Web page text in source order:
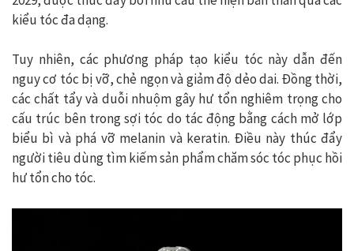
kiểu tóc đa dạng.
Tuy nhiên, các phương pháp tạo kiểu tóc này dẫn đến
nguy cơ tóc bị vỡ, chẻ ngọn và giảm độ dẻo dai. Đồng thời,
các chất tẩy và duỗi nhuộm gây hư tổn nghiêm trọng cho
cấu trúc bên trong sợi tóc do tác động bằng cách mở lớp
biểu bì và phá vỡ melanin và keratin. Điều này thúc đẩy
người tiêu dùng tìm kiếm sản phẩm chăm sóc tóc phục hồi
hư tổn cho tóc.